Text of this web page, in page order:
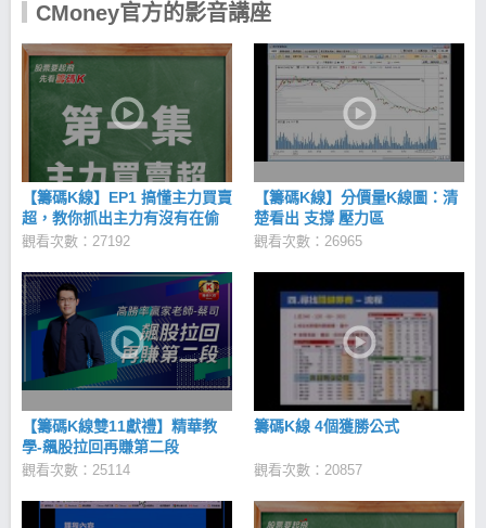
的人生態度。 熱情專注：知道自己喜歡什麼，不僅能
探索各種可能性有好奇心，並喜歡接觸、學習新事
物。 同理心與彈性：能站在不同人的立場看事情，能
尊重並接受與自己不同的決定。 能團隊合作：具備高
度團隊合作精神，樂意將團隊的目標置於個人目標之
前。 樂於助人：喜歡幫助他人解決問題，並認為這是
個人價值與快樂來源當中很重要的一部分。 CMoney
經營理念 「追求全體同仁精神與物質兩方面幸福的同
時，為社會的發展與進步做出獨特的貢獻」 投資理財
是影響每個人終身的一件大事，我們認為這個領域仍
有很多改善的空間，值得更多人一起攜手合作去創造
們共同為創造一個更進步快樂的社會一起努力。
CMoney官方的影音講座
【籌碼K線】EP1 搞懂主力買賣
超，教你抓出主力有沒有在偷
買！
觀看次數：27192
【籌碼K線】分價量K線圖：清
楚看出 支撐 壓力區
觀看次數：26965
【籌碼K線雙11獻禮】精華教
學-飆股拉回再賺第二段
觀看次數：25114
籌碼K線 4個獲勝公式
觀看次數：20857